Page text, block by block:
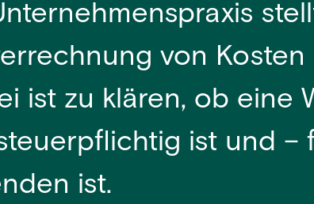
von
ist zu klären, ob eine
ist und –
ist.